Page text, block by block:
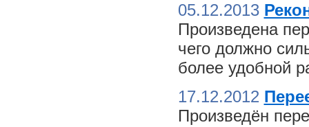
05.12.2013
Произведена
чего должно
более удобной
17.12.2012
Произведён